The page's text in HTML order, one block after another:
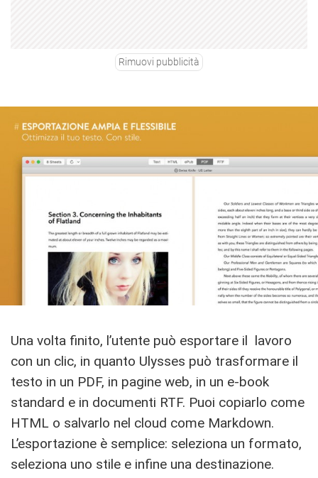
Rimuovi pubblicità
Una volta finito, l’utente può esportare il lavoro
con un clic, in quanto Ulysses può trasformare il
testo in un PDF, in pagine web, in un e-book
standard e in documenti RTF. Puoi copiarlo come
HTML o salvarlo nel cloud come Markdown.
L’esportazione è semplice: seleziona un formato,
seleziona uno stile e infine una destinazione.